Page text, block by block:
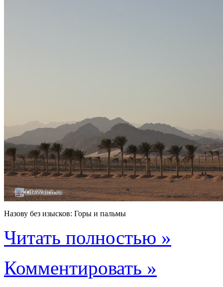
Назову без изысков: Горы и пальмы
Читать полностью »
Комментировать »